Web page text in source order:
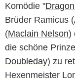
Komödie "
Brüder Ramicus (
(Maclain Nelson)
die schöne
Doubleday) zu
Hexenmeister